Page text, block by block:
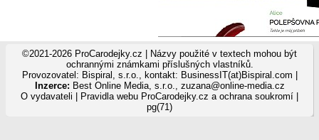
©2021-2026 ProCarodejky.cz | Názvy použité v textech mohou být
ochrannými známkami příslušných vlastníků.
Provozovatel: Bispiral, s.r.o., kontakt: BusinessIT(at)Bispiral.com |
Inzerce: Best Online Media, s.r.o., zuzana@online-media.cz
O vydavateli
Pravidla webu ProCarodejky.cz a ochrana soukromí
pg(71)